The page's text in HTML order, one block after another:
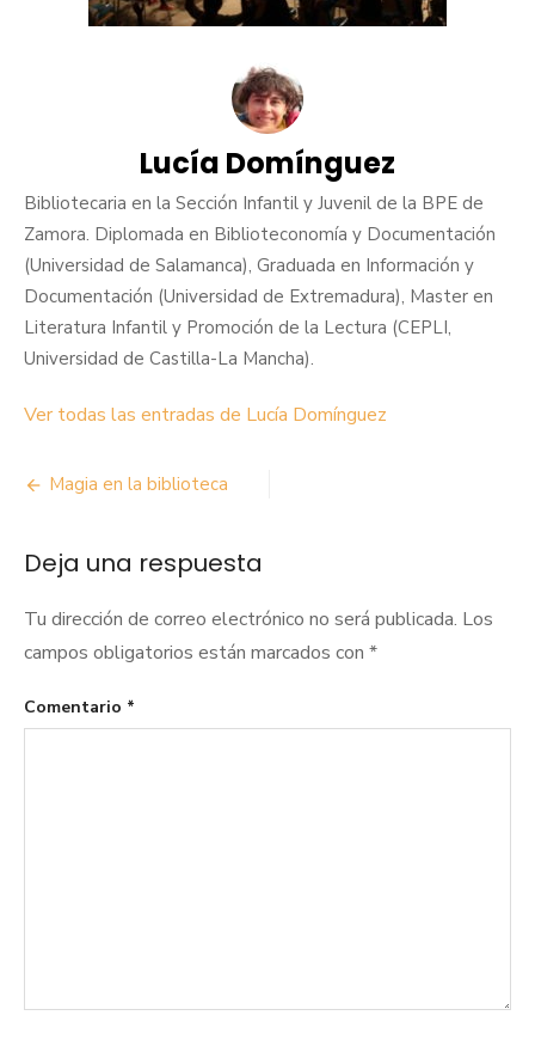
Lucía Domínguez
Bibliotecaria en la Sección Infantil y Juvenil de la BPE de
Zamora. Diplomada en Biblioteconomía y Documentación
(Universidad de Salamanca), Graduada en Información y
Documentación (Universidad de Extremadura), Master en
Literatura Infantil y Promoción de la Lectura (CEPLI,
Universidad de Castilla-La Mancha).
Ver todas las entradas de Lucía Domínguez
Navegación
entradas
Magia en la biblioteca
Deja una respuesta
Tu dirección de correo electrónico no será publicada. Los
campos obligatorios están marcados con *
Comentario *